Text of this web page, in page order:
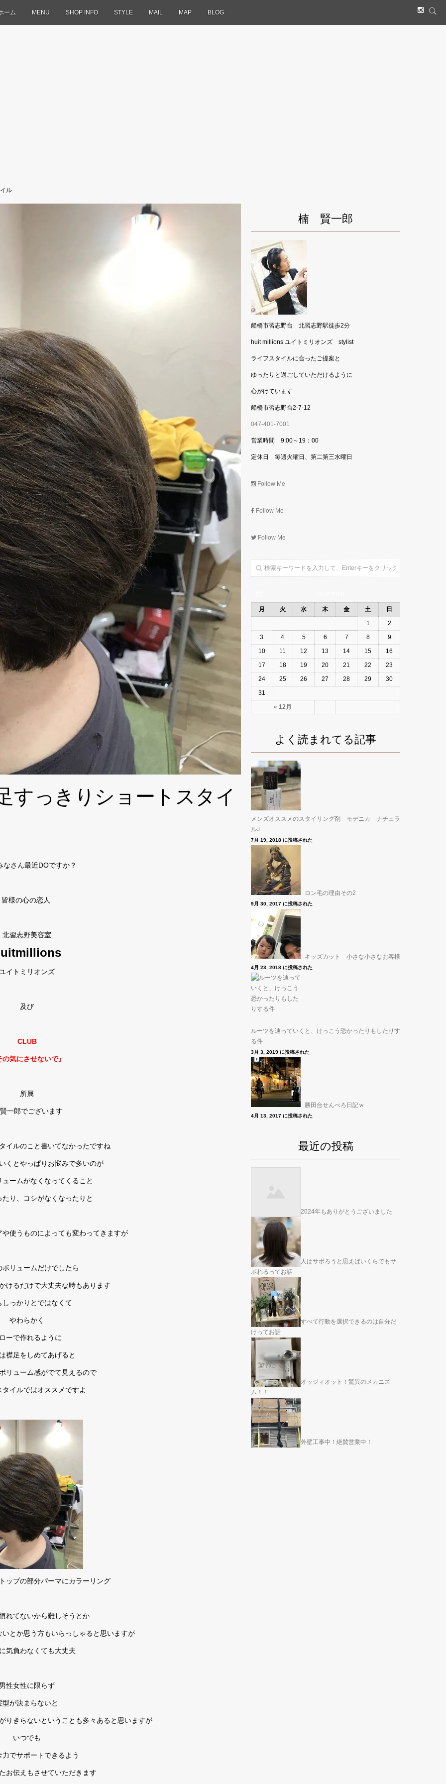
ーム MENU SHOP INFO STYLE MAIL MAP BLOG
ル
すっきりショートスタイ
なさん最近DOですか？
皆様の心の恋人
北習志野美容室
イトミリオンズ
及び
CLUB
の気にさせないで』
所属
一郎でございます
イルのこと書いてなかったですね
くとやっぱりお悩みで多いのが
ュームがなくなってくること
り、コシがなくなったりと
や使うものによっても変わってきますが
ボリュームだけでしたら
けるだけで大丈夫な時もあります
しっかりとではなくて
やわらかく
ーで作れるように
襟足をしめてあげると
リューム感がでて見えるので
タイルではオススメですよ
ップの部分パーマにカラーリング
れてないから難しそうとか
とか思う方もいらっしゃると思いますが
気負わなくても大丈夫
男性女性に限らず
型が決まらないと
りきらないということも多々あると思いますが
いつでも
力でサポートできるよう
お伝えもさせていただきます
楠 賢一郎
船橋市習志野台 北習志野駅徒歩2分
huit millions ユイトミリオンズ stylist
ライフスタイルに合ったご提案と
ゆったりと過ごしていただけるように
心がけています
船橋市習志野台2-7-12
047-401-7001
営業時間 9:00～19：00
定休日 毎週火曜日、第二第三水曜日
Follow Me
Follow Me
Follow Me
月 火 水 木 金 土 日
« 12月
1
2
3
4 5 6 7 8
9
10
11 12 13 14 15
16
17
18 19 20 21 22
23
24
25 26 27 28 29
30
31
よく読まれてる記事
メンズオススメのスタイリング剤 モデニカ ナチュラ
ルJ
7月 19, 2018 に投稿された
ロン毛の理由その2
9月 30, 2017 に投稿された
キッズカット 小さな小さなお客様
4月 23, 2018 に投稿された
ルーツを辿っていくと、けっこう恐かったりもしたりす
る件
3月 3, 2019 に投稿された
勝田台せんべろ日記ｗ
4月 13, 2017 に投稿された
最近の投稿
2024年もありがとうございました
人はサボろうと思えばいくらでもサ
ボれるってお話
すべて行動を選択できるのは自分だ
けってお話
オッジィオット！驚異のメカニズ
ム！！
外壁工事中！絶賛営業中！